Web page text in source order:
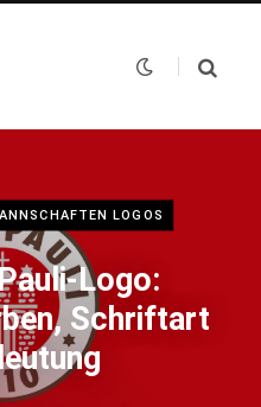
LOGOS
Logo:
Schriftart